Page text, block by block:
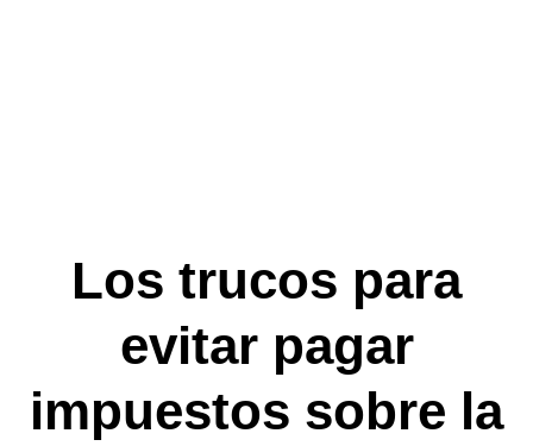
Los trucos para
evitar pagar
impuestos sobre la